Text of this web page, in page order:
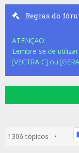
Regras do
ATENÇÃO:
Lembre-se de utilizar
[VECTRA C] ou
1306 tópicos •